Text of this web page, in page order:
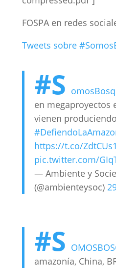
FOSPA en redes
Tweets sobre
#S
en megaproyectos
vienen
https://t.co/
pic.twitter.com/
— Ambiente y
(@ambienteysoc)
#S
amazonía, China,